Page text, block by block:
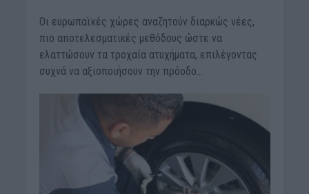
Οι ευρωπαϊκές χώρες αναζητούν διαρκώς νέες,
πιο αποτελεσματικές μεθόδους ώστε να
ελαττώσουν τα τροχαία ατυχήματα, επιλέγοντας
συχνά να αξιοποιήσουν την πρόοδο...